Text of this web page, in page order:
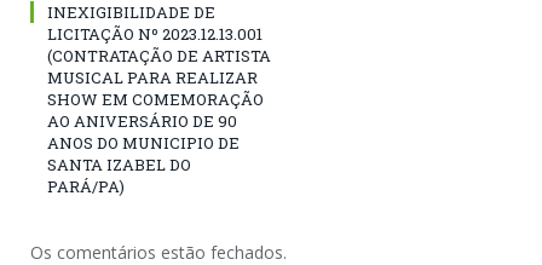
INEXIGIBILIDADE DE
LICITAÇÃO Nº 2023.12.13.001
(CONTRATAÇÃO DE ARTISTA
MUSICAL PARA REALIZAR
SHOW EM COMEMORAÇÃO
AO ANIVERSÁRIO DE 90
ANOS DO MUNICIPIO DE
SANTA IZABEL DO
PARÁ/PA)
Os comentários estão fechados.